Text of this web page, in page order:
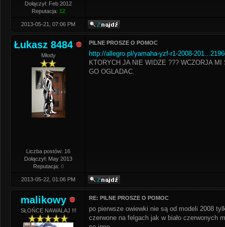
Dołączył: Feb 2012
Reputacja: 12
2013-05-21, 07:06 PM
Łukasz 8484
Młody
Liczba postów: 16
Dołączył: May 2013
Reputacja: 0
PILNE PROSZE O POMOC
http://allegro.pl/yamaha-yzf-r1-2008-
KTORYCH JA NIE WIDZE ??? WCZORJA
GO OGLADAC.
2013-05-22, 01:06 PM
malikowy
SŁOŃCE NAWALAJ !!!
RE: PILNE PROSZE O POMOC
po pierwsze owiewki nie są od modeli 2008
czerwone na felgach jak w biało czerwonych